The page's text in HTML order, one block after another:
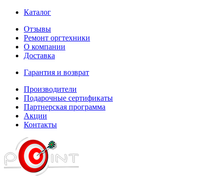
Каталог
Отзывы
Ремонт оргтехники
О компании
Доставка
Гарантия и возврат
Производители
Подарочные сертификаты
Партнерская программа
Акции
Контакты